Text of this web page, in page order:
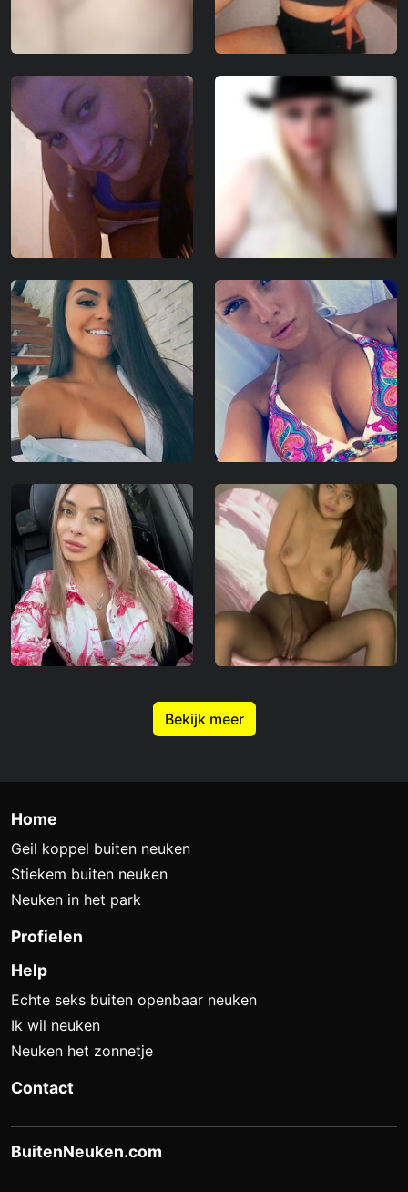
Bekijk meer
Home
Geil koppel buiten neuken
Stiekem buiten neuken
Neuken in het park
Profielen
Help
Echte seks buiten openbaar neuken
Ik wil neuken
Neuken het zonnetje
Contact
BuitenNeuken.com